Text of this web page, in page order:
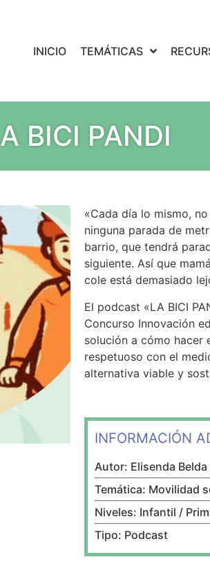
INICIO TEMÁTICAS
BICI PANDI
«Cada día lo mismo,
ninguna parada de
barrio, que tendrá
siguiente. Así que
cole está demasiado
El podcast «LA BICI
Concurso Innovación
solución a cómo hacer
respetuoso con el
alternativa viable y
INFORMACIÓN
Autor: Elisenda Belda
Temática: Movilidad
Niveles: Infantil /
Tipo: Podcast